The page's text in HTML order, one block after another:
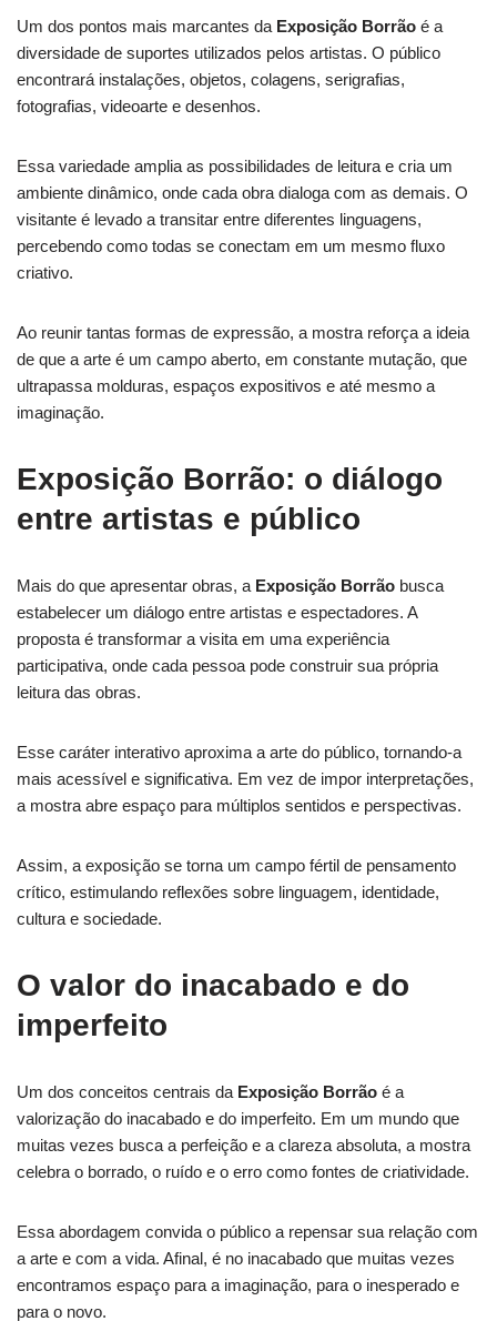
Um dos pontos mais marcantes da Exposição Borrão é a
diversidade de suportes utilizados pelos artistas. O público
encontrará instalações, objetos, colagens, serigrafias,
fotografias, videoarte e desenhos.
Essa variedade amplia as possibilidades de leitura e cria um
ambiente dinâmico, onde cada obra dialoga com as demais. O
visitante é levado a transitar entre diferentes linguagens,
percebendo como todas se conectam em um mesmo fluxo
criativo.
Ao reunir tantas formas de expressão, a mostra reforça a ideia
de que a arte é um campo aberto, em constante mutação, que
ultrapassa molduras, espaços expositivos e até mesmo a
imaginação.
Exposição Borrão: o diálogo
entre artistas e público
Mais do que apresentar obras, a Exposição Borrão busca
estabelecer um diálogo entre artistas e espectadores. A
proposta é transformar a visita em uma experiência
participativa, onde cada pessoa pode construir sua própria
leitura das obras.
Esse caráter interativo aproxima a arte do público, tornando-a
mais acessível e significativa. Em vez de impor interpretações,
a mostra abre espaço para múltiplos sentidos e perspectivas.
Assim, a exposição se torna um campo fértil de pensamento
crítico, estimulando reflexões sobre linguagem, identidade,
cultura e sociedade.
O valor do inacabado e do
imperfeito
Um dos conceitos centrais da Exposição Borrão é a
valorização do inacabado e do imperfeito. Em um mundo que
muitas vezes busca a perfeição e a clareza absoluta, a mostra
celebra o borrado, o ruído e o erro como fontes de criatividade.
Essa abordagem convida o público a repensar sua relação com
a arte e com a vida. Afinal, é no inacabado que muitas vezes
encontramos espaço para a imaginação, para o inesperado e
para o novo.